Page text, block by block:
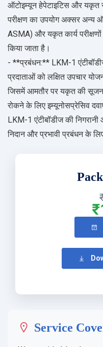
ऑटोइम्यून हेपेटाइटिस और यकृत
परीक्षण का उपयोग अक्सर अन्य
ASMA) और यकृत कार्य
किया जाता है।
- **प्रबंधन:** LKM-1
प्रदाताओं को लक्षित उपचार
जिसमें आमतौर पर यकृत की
रोकने के लिए इम्यूनोसप्रेसिव
LKM-1 एंटीबॉडीज की
निदान और प्रभावी प्रबंधन के
Service